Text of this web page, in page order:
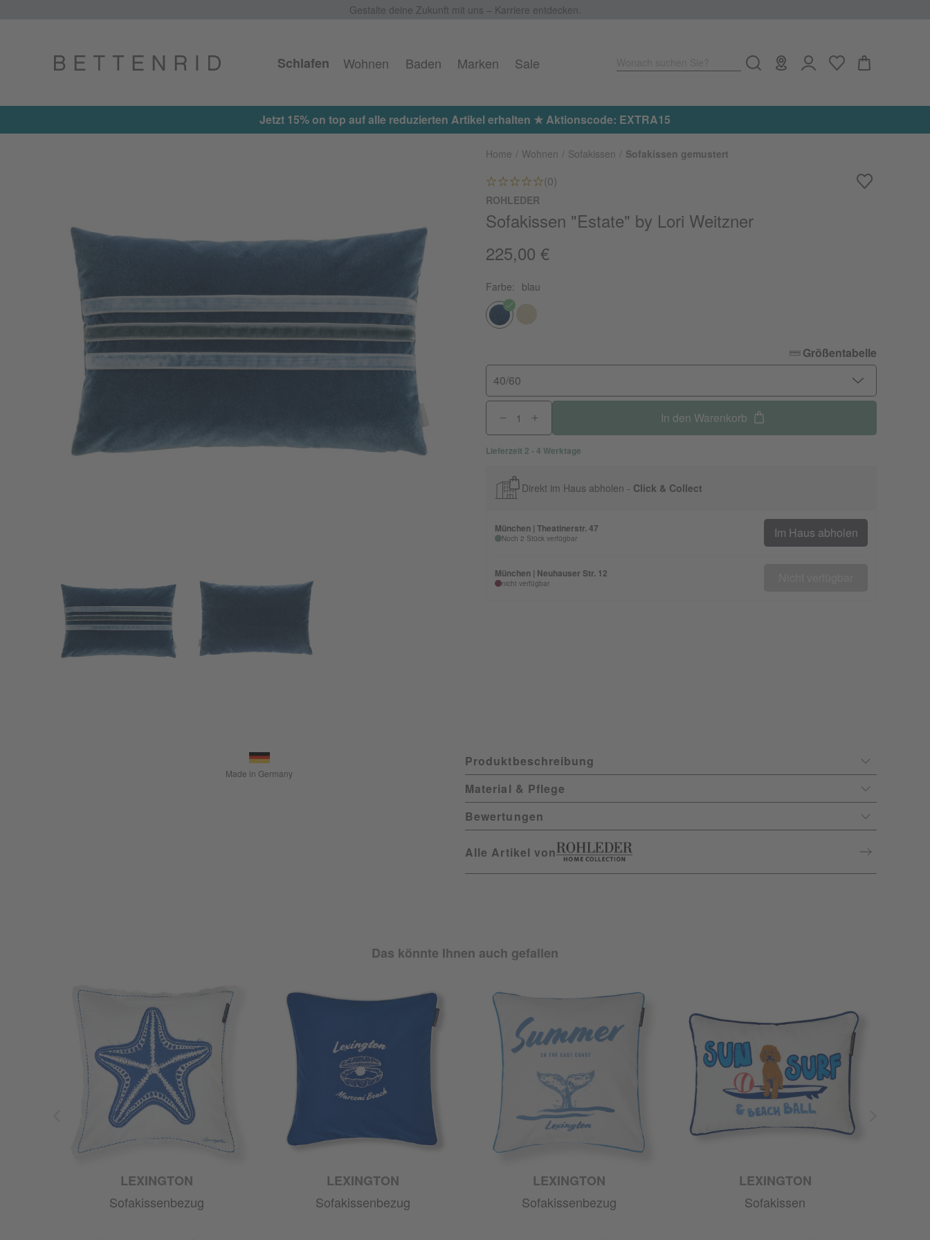
Gestalte deine Zukunft mit uns – Karriere entdecken.
Schlafen Wohnen Baden Marken Sale
Jetzt 15% on top auf alle reduzierten Artikel erhalten ★ Aktionscode: EXTRA15
Home Wohnen Sofakissen Sofakissen gemustert
(0)
ROHLEDER
Sofakissen "Estate" by Lori Weitzner
225,00 €
Farbe: blau
Größentabelle
40/60
In den Warenkorb
Lieferzeit 2 - 4 Werktage
Direkt im Haus abholen - Click & Collect
München | Theatinerstr. 47
Noch 2 Stück verfügbar Im Haus abholen
München | Neuhauser Str. 12
nicht verfügbar
Made in Germany
Produktbeschreibung
Material & Pflege
Bewertungen
Alle Artikel von
Das könnte Ihnen auch gefallen
LEXINGTON
Sofakissenbezug
LEXINGTON
Sofakissenbezug
LEXINGTON
Sofakissenbezug
LEXINGTON
Sofakissen